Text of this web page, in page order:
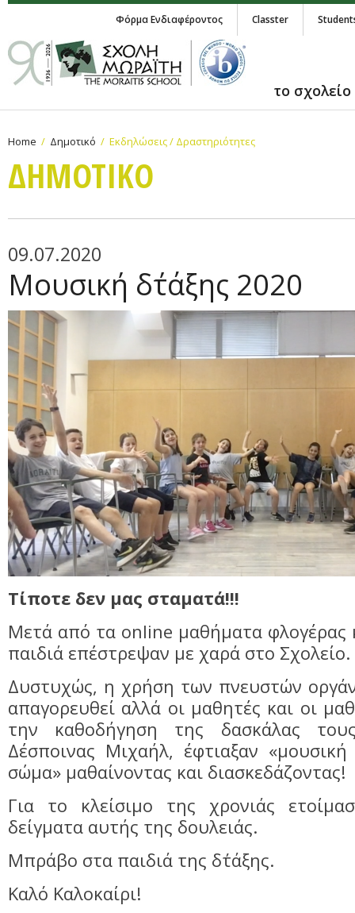
Φόρμα Ενδιαφέροντος Classter
το σχολείο
Home Δημοτικό Εκδηλώσεις / Δραστηριότητες
ΔΗΜΟΤΙΚΟ
09.07.2020
Μουσική δ΄τάξης 2020
Τίποτε δεν μας σταματά!!!
Μετά από τα online μαθήματα φλογέρας
παιδιά επέστρεψαν με χαρά στο Σχολείο.
Δυστυχώς, η χρήση των πνευστών
απαγορευθεί αλλά οι μαθητές και οι
την καθοδήγηση της δασκάλας
Δέσποινας Μιχαήλ, έφτιαξαν
σώμα» μαθαίνοντας και διασκεδάζοντας!
Για το κλείσιμο της χρονιάς
δείγματα αυτής της δουλειάς.
Μπράβο στα παιδιά της δ΄τάξης.
Καλό Καλοκαίρι!